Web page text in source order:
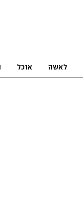
לאשה אוכל